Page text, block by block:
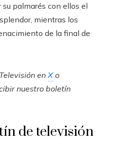
palmarés con ellos el
mientras los
de la final de
enX o
nuestro boletín
de televisión